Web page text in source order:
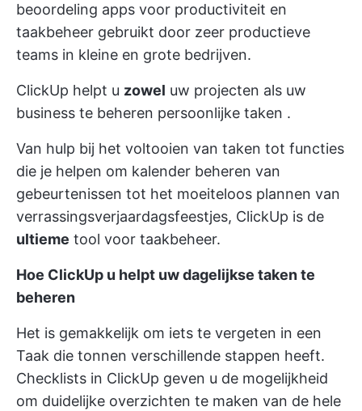
beoordeling apps voor productiviteit en
taakbeheer gebruikt door zeer productieve
teams in kleine en grote bedrijven.
ClickUp helpt u zowel uw projecten als uw
business te beheren persoonlijke taken .
Van hulp bij het voltooien van taken tot functies
die je helpen om kalender beheren van
gebeurtenissen tot het moeiteloos plannen van
verrassingsverjaardagsfeestjes, ClickUp is de
ultieme tool voor taakbeheer.
Hoe ClickUp u helpt uw dagelijkse taken te
beheren
Het is gemakkelijk om iets te vergeten in een
Taak die tonnen verschillende stappen heeft.
Checklists in ClickUp geven u de mogelijkheid
om duidelijke overzichten te maken van de hele